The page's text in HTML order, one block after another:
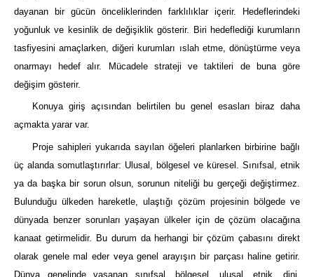
dayanan bir gücün önceliklerinden farklılıklar içerir. Hedeflerindeki
yoğunluk ve kesinlik de değişiklik gösterir. Biri hedeflediği kurumların
tasfiyesini amaçlarken, diğeri kurumları ıslah etme, dönüştürme veya
onarmayı hedef alır. Mücadele strateji ve taktileri de buna göre
değişim gösterir.
Konuya giriş açısından belirtilen bu genel esasları biraz daha
açmakta yarar var.
Proje sahipleri yukarıda sayılan öğeleri planlarken birbirine bağlı
üç alanda somutlaştırırlar: Ulusal, bölgesel ve küresel. Sınıfsal, etnik
ya da başka bir sorun olsun, sorunun niteliği bu gerçeği değiştirmez.
Bulunduğu ülkeden hareketle, ulaştığı çözüm projesinin bölgede ve
dünyada benzer sorunları yaşayan ülkeler için de çözüm olacağına
kanaat getirmelidir. Bu durum da herhangi bir çözüm çabasını direkt
olarak genele mal eder veya genel arayışın bir parçası haline getirir.
Dünya genelinde yaşanan sınıfsal, bölgesel, ulusal, etnik, dini,